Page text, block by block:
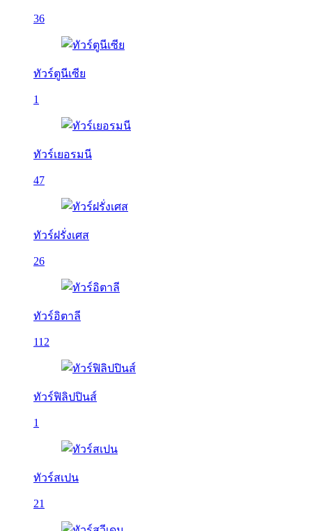
36
ทัวร์ตูนีเซีย
1
ทัวร์เยอรมนี
47
ทัวร์ฝรั่งเศส
26
ทัวร์อิตาลี
112
ทัวร์ฟิลิปปินส์
1
ทัวร์สเปน
21